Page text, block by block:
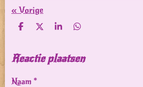
«Vorige
D
e
n
D
l
S
r
e
D
e
n
Reactie plaatsen
Naam *